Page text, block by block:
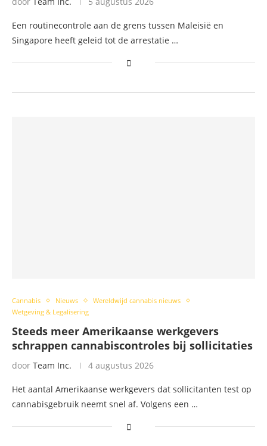
Een routinecontrole aan de grens tussen Maleisië en
Singapore heeft geleid tot de arrestatie …
Cannabis Nieuws
Wereldwijd cannabis nieuws
Wetgeving & Legalisering
Steeds meer Amerikaanse werkgevers
schrappen cannabiscontroles bij sollicitaties
door Team Inc. 4 augustus 2026
Het aantal Amerikaanse werkgevers dat sollicitanten test op
cannabisgebruik neemt snel af. Volgens een …